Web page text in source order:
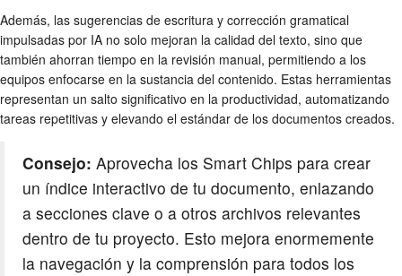
Además, las sugerencias de escritura y corrección gramatical
impulsadas por IA no solo mejoran la calidad del texto, sino que
también ahorran tiempo en la revisión manual, permitiendo a los
equipos enfocarse en la sustancia del contenido. Estas herramientas
representan un salto significativo en la productividad, automatizando
tareas repetitivas y elevando el estándar de los documentos creados.
Consejo: Aprovecha los Smart Chips para crear
un índice interactivo de tu documento, enlazando
a secciones clave o a otros archivos relevantes
dentro de tu proyecto. Esto mejora enormemente
la navegación y la comprensión para todos los